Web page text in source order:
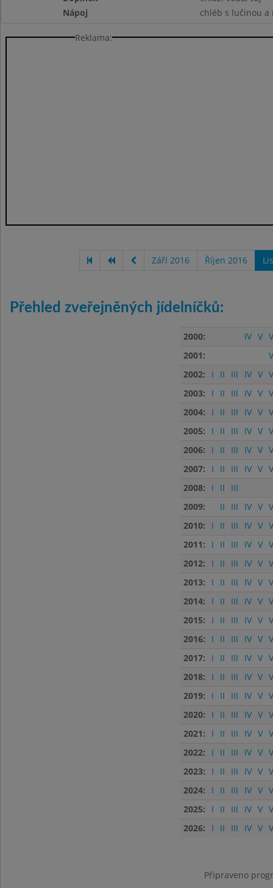
Nápoj
chléb s lučinou a
Reklama:
Září 2016 Říjen 2016
Přehled zveřejněných jídelníčků:
2000: IV V
2001:
2002:
I II III IV V
2003:
I II III IV V
2004:
I II III IV V
2005:
I II III IV V
2006:
I II III IV V
2007:
I II III IV V
2008:
I II
III
2009:
II III IV V
2010:
I II III IV V
2011:
I II III IV V
2012:
I II III IV V
2013:
I II III IV V
2014:
I II III IV V
2015:
I II III IV V
2016:
I II III IV V
2017:
I II III IV V
2018:
I II III IV V
2019:
I II III IV V
2020:
I II III IV V
2021:
I II III IV V
2022:
I II III IV V
2023:
I II III IV V
2024:
I II III IV V
2025:
I II III IV V
2026:
I II III IV V
Připraveno